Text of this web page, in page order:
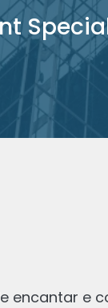
encantar e